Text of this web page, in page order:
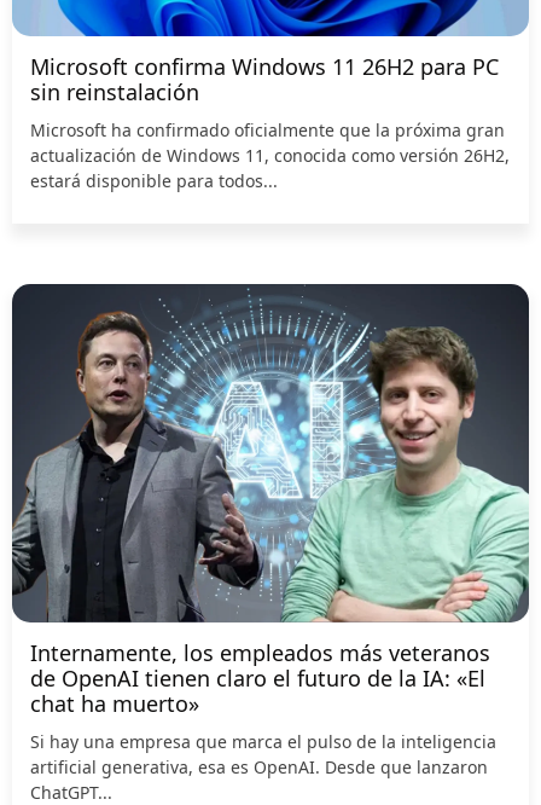
Microsoft confirma Windows 11 26H2 para PC
sin reinstalación
Microsoft ha confirmado oficialmente que la próxima gran
actualización de Windows 11, conocida como versión 26H2,
estará disponible para todos...
Internamente, los empleados más veteranos
de OpenAI tienen claro el futuro de la IA: «El
chat ha muerto»
Si hay una empresa que marca el pulso de la inteligencia
artificial generativa, esa es OpenAI. Desde que lanzaron
ChatGPT...